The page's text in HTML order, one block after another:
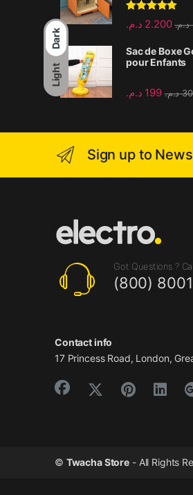
Dark
Light
Rated 5.00
out of 52.200 د.م. د.م.
Sac de Boxe
pour Enfants
199 د.م. د.م.
Sign up to
Got Questions ?
(800)
Contact info
17 Princess Road, London,
© Twacha Store - All Rights